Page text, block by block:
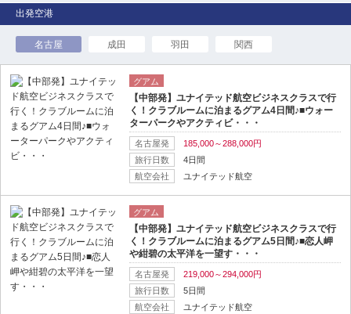
名古屋 成田 羽田 関西
グアム
【中部発】ユナイテッド航空ビジネスクラスで行
く！クラブルームに泊まるグアム4日間♪■ウォー
ターパークやアクティビ・・・
名古屋発
185,000～288,000円
旅行日数
4日間
航空会社
ユナイテッド航空
グアム
【中部発】ユナイテッド航空ビジネスクラスで行
く！クラブルームに泊まるグアム5日間♪■恋人岬
や紺碧の太平洋を一望す・・・
名古屋発
219,000～294,000円
旅行日数
5日間
航空会社
ユナイテッド航空